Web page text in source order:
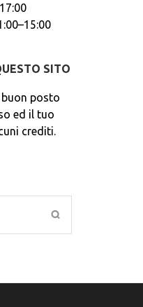
SITO
buon posto
ed il tuo
crediti.